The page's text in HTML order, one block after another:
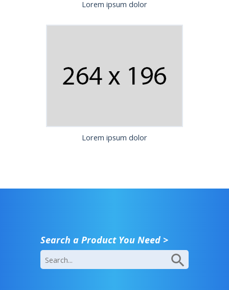
Lorem ipsum dolor
Lorem ipsum dolor
Search a Product You Need >
Search
for: